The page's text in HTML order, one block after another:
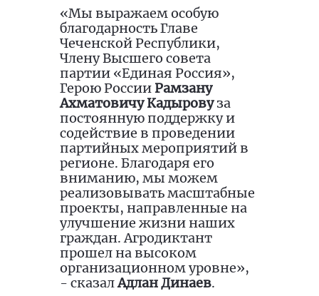
«Мы выражаем особую
благодарность Главе
Чеченской Республики,
Члену Высшего совета
партии «Единая Россия»,
Герою РоссииРамзану
Ахматовичу Кадыровуза
постоянную поддержку и
содействие в проведении
партийных мероприятий в
регионе. Благодаря его
вниманию, мы можем
реализовывать масштабные
проекты, направленные на
улучшение жизни наших
граждан. Агродиктант
прошел на высоком
организационном уровне»,
- сказалАдлан Динаев.